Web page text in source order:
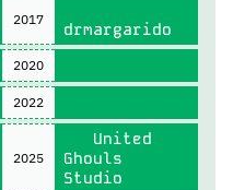
2017
drmargarido
2020
2022
2025
United
Ghouls
Studio